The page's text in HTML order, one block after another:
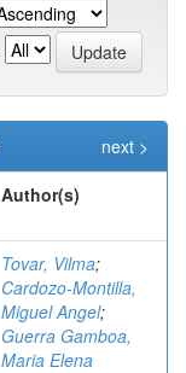
next >
Author(s)
Tovar, Vilma;
Cardozo-Montilla,
Miguel Angel;
Guerra Gamboa,
Maria Elena